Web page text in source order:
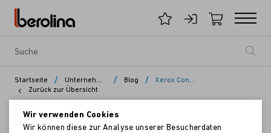
Startseite / Unternehmen / Blog /
Xerox ConnectKey Technologie
Zurück zur Übersicht
Wir verwenden Cookies
Wir können diese zur Analyse unserer Besucherdaten